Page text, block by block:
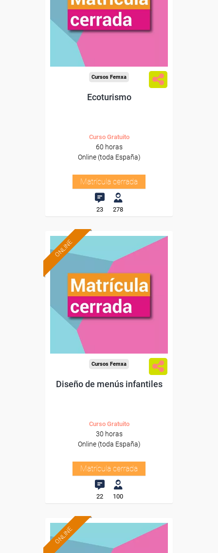
Cursos Femxa
Ecoturismo
Curso Gratuito
60 horas
Online (toda España)
Matrícula cerrada
23 278
ONLINE
Cursos Femxa
Diseño de menús infantiles
Curso Gratuito
30 horas
Online (toda España)
Matrícula cerrada
22 100
ONLINE